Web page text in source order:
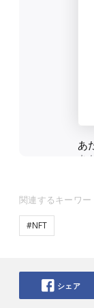
関連するキーワー
#NFT
シェア